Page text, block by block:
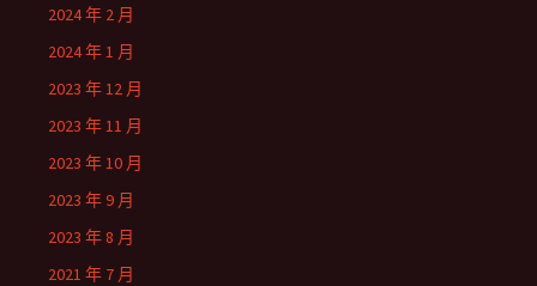
2024 年 2 月
2024 年 1 月
2023 年 12 月
2023 年 11 月
2023 年 10 月
2023 年 9 月
2023 年 8 月
2021 年 7 月